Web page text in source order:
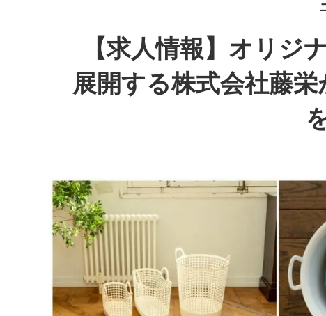
【求人情報】オリジ
展開する株式会社藤